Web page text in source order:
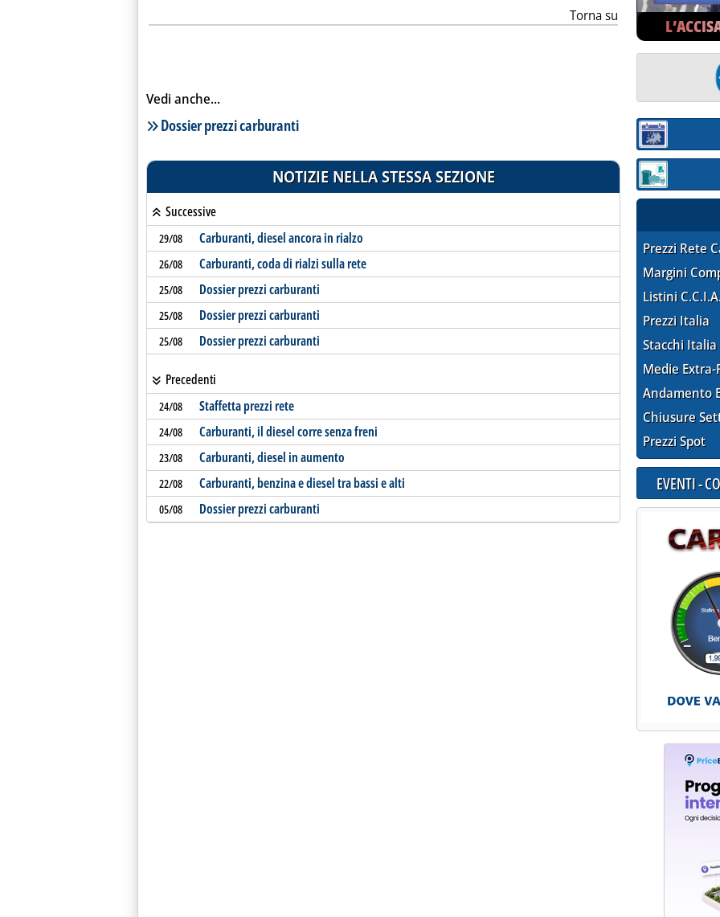
Torna su
Vedi anche...
Lista notizie correlate
Dossier prezzi carburanti
NOTIZIE NELLA STESSA SEZIONE
Successive
29/08 Carburanti, diesel ancora in rialzo
26/08 Carburanti, coda di rialzi sulla rete
25/08 Dossier prezzi carburanti
25/08 Dossier prezzi carburanti
25/08 Dossier prezzi carburanti
Precedenti
24/08 Staffetta prezzi rete
24/08 Carburanti, il diesel corre senza freni
23/08 Carburanti, diesel in aumento
22/08 Carburanti, benzina e diesel tra bassi e alti
05/08 Dossier prezzi carburanti
Sezione:
Sezione:
Prezzi Rete
Margini
Listini
Prezzi Italia
Stacchi Italia
Medie Extra-
Andamento
Chiusure
Prezzi Spot
EVENTI -